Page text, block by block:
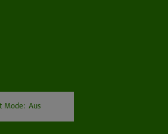
Mode: Aus